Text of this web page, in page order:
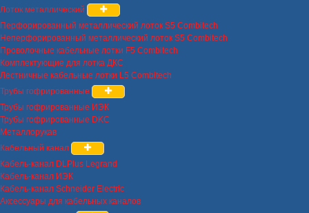
Лоток металлический
Перфорированный металлический лоток S5 Combitech
Неперфорированный металлический лоток S5 Combitech
Проволочные кабельные лотки F5 Combitech
Комплектующие для лотка ДКС
Лестничные кабельные лотки L5 Combitech
Трубы гофрированные
Трубы гофрированные ИЭК
Трубы гофрированные DKC
Металлорукав
Кабельный канал
Кабель-канал DLPlus Legrand
Кабель-канал ИЭК
Кабель-канал Schneider Electric
Аксессуары для кабельных каналов